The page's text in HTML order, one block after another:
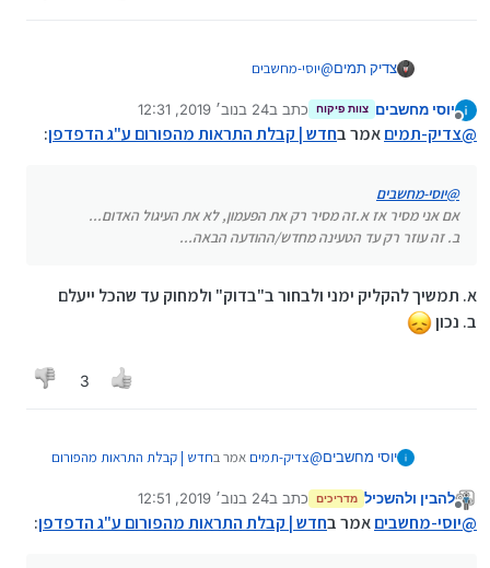
צדיק תמים@יוסי-מחשבים
העיגול האדום...
ב. זה עוזר רק עד הטעינה מחדש/ההודעה הבאה...
יוסי מחשבים צוות פיקוח כתב ב24 בנוב׳ 2019, 12:31
נערך לאחרונה על ידי
@צדיק-תמיםאמר בחדש | קבלת התראות מהפורום ע"ג הדפדפן:
@יוסי-מחשבים
אם אני מסיר אז א.זה מסיר רק את הפעמון, לא את העיגול האדום...
ב. זה עוזר רק עד הטעינה מחדש/ההודעה הבאה...
א. תמשיך להקליק ימני ולבחור ב"בדוק" ולמחוק עד שהכל ייעלם
ב. נכון
3
יוסי מחשבים@צדיק-תמים אמר בחדש | קבלת התראות מהפורום
@ יוסי-מחשבים
אם אני מסיר אז א.זה מסיר רק את הפעמון, לא
להבין ולהשכיל מדריכים כתב ב24 בנוב׳ 2019, 12:51
נערך לאחרונה על ידי
@יוסי-מחשביםאמר בחדש | קבלת התראות מהפורום ע"ג הדפדפן: